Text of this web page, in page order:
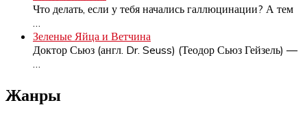
Что делать, если у тебя начались галлюцинации? А тем
Зеленые Яйца и Ветчина
Доктор Сьюз (англ. Dr. Seuss) (Теодор Сьюз Гейзель) —
Жанры